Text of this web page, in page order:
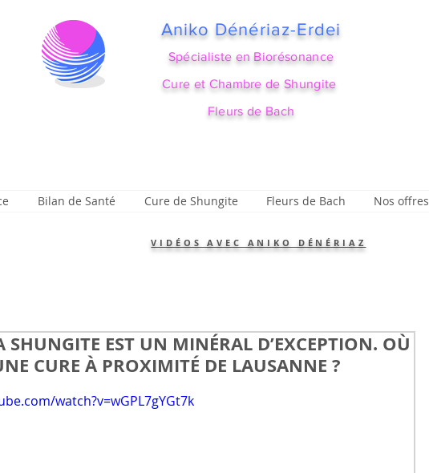
Aniko Dénériaz-Erdei
Spécialiste en Biorésonance
Cure et Chambre de Shungite
Fleurs de Bach
Bilan de Santé Cure de Shungite Fleurs de Bach Nos offres
VIDÉOS AVEC ANIKO DÉNÉRIAZ
EST UN MINÉRAL D’EXCEPTION. OÙ
CURE À PROXIMITÉ DE LAUSANNE ?
watch?v=wGPL7gYGt7k